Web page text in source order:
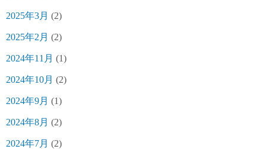
2025年3月 (2)
2025年2月 (2)
2024年11月 (1)
2024年10月 (2)
2024年9月 (1)
2024年8月 (2)
2024年7月 (2)